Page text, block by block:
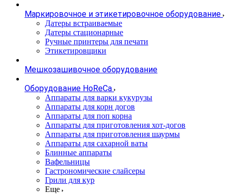
Маркировочное и этикетировочное оборудование
Датеры встраиваемые
Датеры стационарные
Ручные принтеры для печати
Этикетировщики
Мешкозашивочное оборудование
Оборудование HoReCa
Аппараты для варки кукурузы
Аппараты для корн догов
Аппараты для поп корна
Аппараты для приготовления хот-догов
Аппараты для приготовления шаурмы
Аппараты для сахарной ваты
Блинные аппараты
Вафельницы
Гастрономические слайсеры
Грили для кур
Еще